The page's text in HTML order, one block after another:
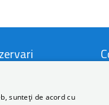
sunteți de acord cu